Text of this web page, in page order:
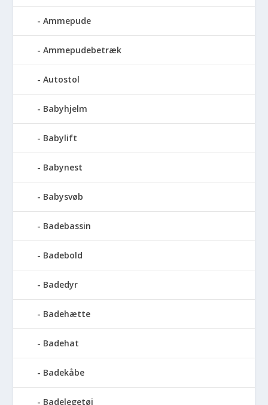
Ammepude
Ammepudebetræk
Autostol
Babyhjelm
Babylift
Babynest
Babysvøb
Badebassin
Badebold
Badedyr
Badehætte
Badehat
Badekåbe
Badelegetøj